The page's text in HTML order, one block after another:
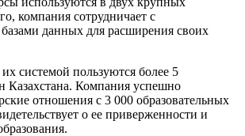
компания сотрудничает с
данных для расширения своих
системой пользуются более 5
Казахстана. Компания успешно
отношения с 3 000 образовательных
о ее приверженности и